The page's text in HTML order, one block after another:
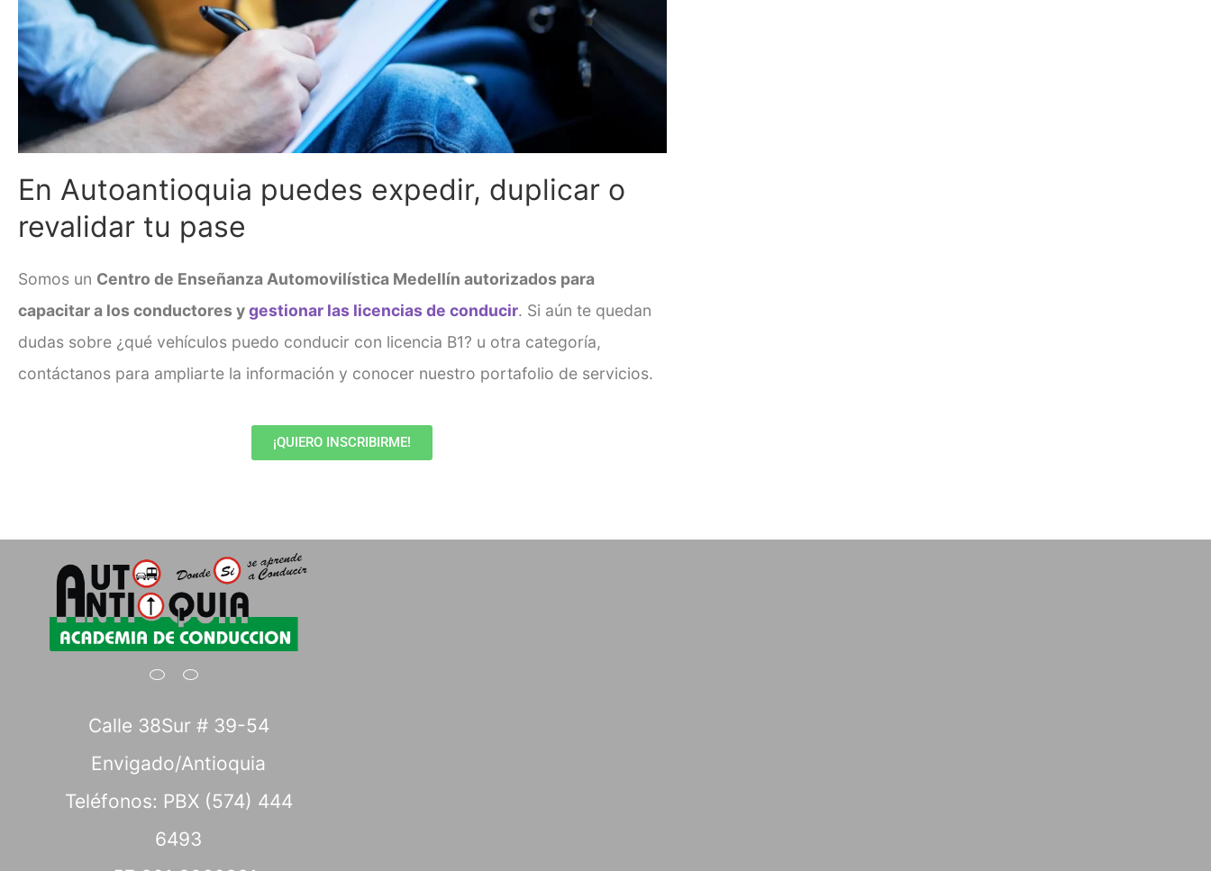
En Autoantioquia puedes expedir, duplicar o
revalidar tu pase
Somos un Centro de Enseñanza Automovilística Medellín autorizados para
capacitar a los conductores ygestionar las licencias de conducir. Si aún te quedan
dudas sobre ¿qué vehículos puedo conducir con licencia B1? u otra categoría,
contáctanos para ampliarte la información y conocer nuestro portafolio de servicios.
¡QUIERO INSCRIBIRME!
Calle 38Sur # 39-54
Envigado/Antioquia
Teléfonos: PBX (574) 444
6493